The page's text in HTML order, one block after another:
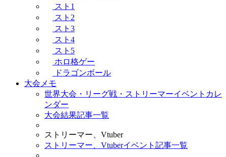
スト1
スト2
スト3
スト4
スト5
ホロ格ゲー
ドラゴンボール
大会メモ
世界大会・リーグ戦・ストリーマーイベントカレ
ンダー
大会結果記事一覧
ストリーマー、Vtuber
ストリーマー、Vtuberイベント記事一覧